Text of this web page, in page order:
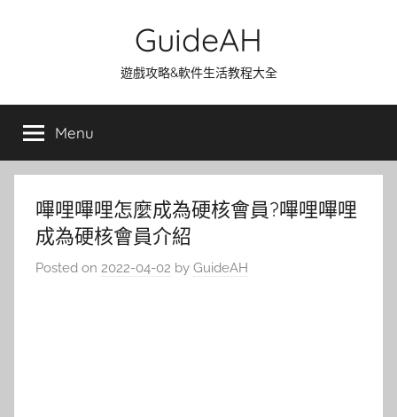
GuideAH
遊戲攻略&軟件生活教程大全
Menu
嗶哩嗶哩怎麼成為硬核會員?嗶哩嗶哩
成為硬核會員介紹
Posted on 2022-04-02 by GuideAH